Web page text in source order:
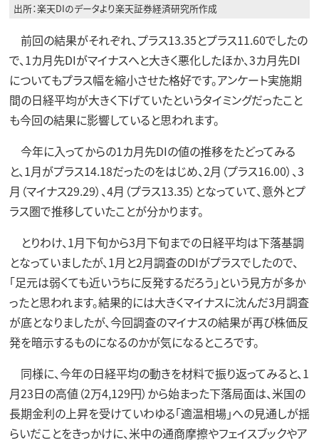
出所：楽天DIのデータより楽天証券経済研究所作成
前回の結果がそれぞれ、プラス13.35とプラス11.60でしたの
で、1カ月先DIがマイナスへと大きく悪化したほか、3カ月先DI
についてもプラス幅を縮小させた格好です。アンケート実施期
間の日経平均が大きく下げていたというタイミングだったこと
も今回の結果に影響していると思われます。
今年に入ってからの1カ月先DIの値の推移をたどってみる
と、1月がプラス14.18だったのをはじめ、2月（プラス16.00）、3
月（マイナス29.29）、4月（プラス13.35）となっていて、意外とプ
ラス圏で推移していたことが分かります。
とりわけ、1月下旬から3月下旬までの日経平均は下落基調
となっていましたが、1月と2月調査のDIがプラスでしたので、
「足元は弱くても近いうちに反発するだろう」という見方が多か
ったと思われます。結果的には大きくマイナスに沈んだ3月調査
が底となりましたが、今回調査のマイナスの結果が再び株価反
発を暗示するものになるのかが気になるところです。
同様に、今年の日経平均の動きを材料で振り返ってみると、1
月23日の高値（2万4,129円）から始まった下落局面は、米国の
長期金利の上昇を受けていわゆる「適温相場」への見通しが揺
らいだことをきっかけに、米中の通商摩擦やフェイスブックやア